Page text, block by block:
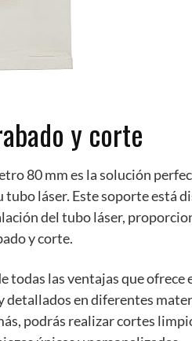
y corte
80 mm es la solución
láser. Este soporte está
del tubo láser,
y corte.
todas las ventajas que ofrece
detallados en diferentes
podrás realizar cortes